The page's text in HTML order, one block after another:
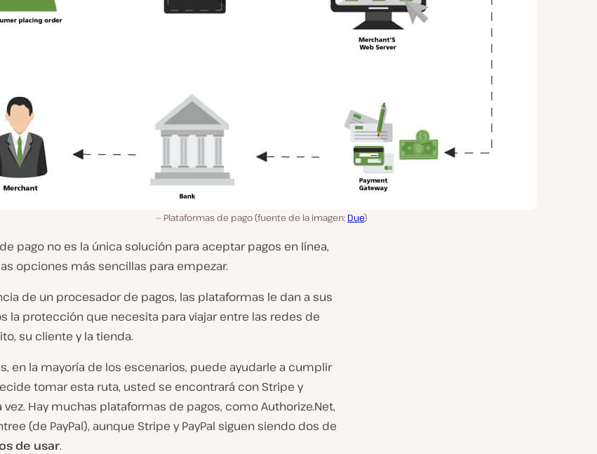
Plataformas de pago (fuente de la imagen: Due)
pago no es la única solución para aceptar pagos en línea,
opciones más sencillas para empezar.
de un procesador de pagos, las plataformas le dan a sus
la protección que necesita para viajar entre las redes de
su cliente y la tienda.
en la mayoría de los escenarios, puede ayudarle a cumplir
tomar esta ruta, usted se encontrará con Stripe y
vez. Hay muchas plataformas de pagos, como Authorize.Net,
(de PayPal), aunque Stripe y PayPal siguen siendo dos de
de usar.